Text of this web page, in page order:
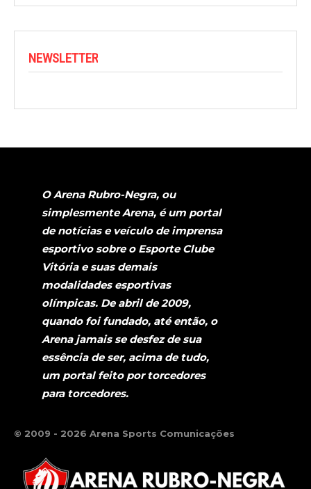
NEWSLETTER
O Arena Rubro-Negra, ou
simplesmente Arena, é um portal
de notícias e veículo de imprensa
esportivo sobre o Esporte Clube
Vitória e suas demais
modalidades esportivas
olímpicas. De abril de 2009,
quando foi fundado, até então, o
Arena jamais se desfez de sua
essência de ser, acima de tudo,
um portal feito por torcedores
para torcedores.
© 2009 - 2026 Arena Sports Comunicações